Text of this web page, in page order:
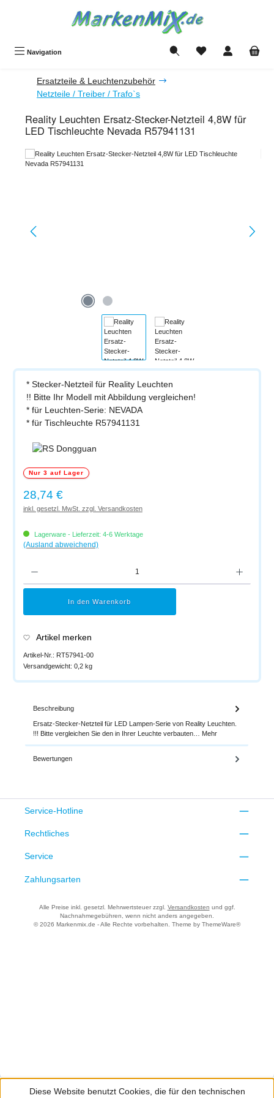
Navigation Du hast 0 Produkte
Ersatzteile & Leuchtenzubehör
Netzteile / Treiber / Trafo`s
Reality Leuchten Ersatz-Stecker-Netzteil 4,8W für
LED Tischleuchte Nevada R57941131
Bildergalerie überspringen
* Stecker-Netzteil für Reality Leuchten
!! Bitte Ihr Modell mit Abbildung vergleichen!
* für Leuchten-Serie: NEVADA
* für Tischleuchte R57941131
Nur 3 auf Lager
Regulärer Preis:
28,74 €
inkl. gesetzl. MwSt. zzgl. Versandkosten
Lagerware - Lieferzeit: 4-6 Werktage
(Ausland abweichend)
In den Warenkorb
Artikel merken
Artikel-Nr.: RT57941-00
Versandgewicht: 0,2 kg
Beschreibung
Ersatz-Stecker-Netzteil für LED Lampen-Serie von Reality Leuchten.
!!! Bitte vergleichen Sie den in Ihrer Leuchte verbauten… Mehr
Bewertungen
Service-Hotline
Rechtliches
Service
Zahlungsarten
Alle Preise inkl. gesetzl. Mehrwertsteuer zzgl. Versandkosten und ggf.
Nachnahmegebühren, wenn nicht anders angegeben.
© 2026 Markenmix.de - Alle Rechte vorbehalten. Theme by ThemeWare®
Diese Website benutzt Cookies, die für den technischen